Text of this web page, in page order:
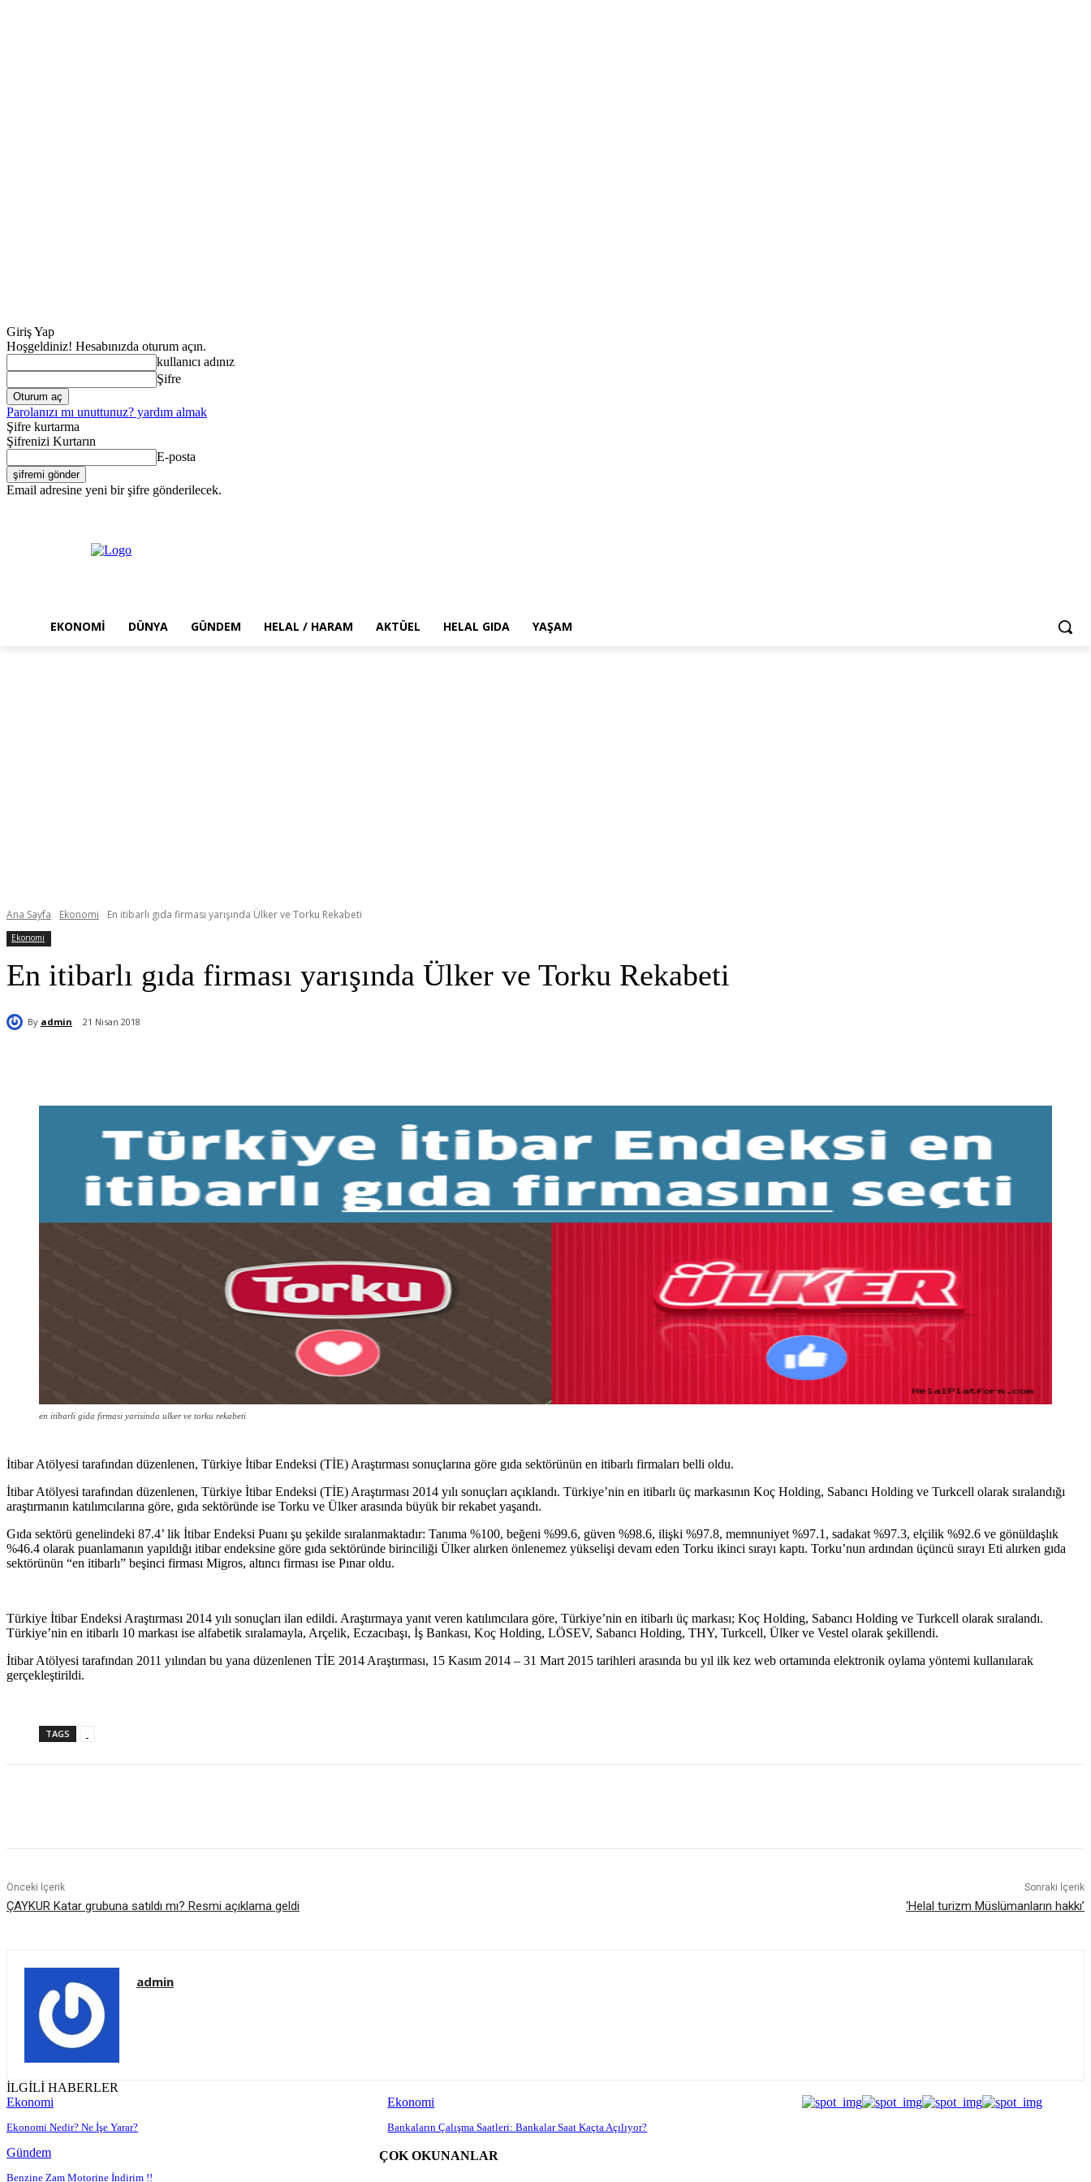
Giriş Yap
Hoşgeldiniz! Hesabınızda oturum açın.
kullanıcı adınız
Şifre
Parolanızı mı unuttunuz? yardım almak
Şifre kurtarma
Şifrenizi Kurtarın
E-posta
Email adresine yeni bir şifre gönderilecek.
EKONOMI DÜNYA GÜNDEM HELAL / HARAM AKTÜEL HELAL GIDA YAŞAM
Ana Sayfa Ekonomi En itibarlı gıda firması yarışında Ülker ve Torku Rekabeti
Ekonomi
En itibarlı gıda firması yarışında Ülker ve Torku Rekabeti
By admin 21 Nisan 2018
en itibarli gida firmasi yarisinda ulker ve torku rekabeti
İtibar Atölyesi tarafından düzenlenen, Türkiye İtibar Endeksi (TİE) Araştırması sonuçlarına göre gıda sektörünün en itibarlı firmaları belli oldu.
İtibar Atölyesi tarafından düzenlenen, Türkiye İtibar Endeksi (TİE) Araştırması 2014 yılı sonuçları açıklandı. Türkiye’nin en itibarlı üç markasının Koç Holding, Sabancı Holding ve Turkcell olarak sıralandığı
araştırmanın katılımcılarına göre, gıda sektöründe ise Torku ve Ülker arasında büyük bir rekabet yaşandı.
Gıda sektörü genelindeki 87.4’ lik İtibar Endeksi Puanı şu şekilde sıralanmaktadır: Tanıma %100, beğeni %99.6, güven %98.6, ilişki %97.8, memnuniyet %97.1, sadakat %97.3, elçilik %92.6 ve gönüldaşlık
%46.4 olarak puanlamanın yapıldığı itibar endeksine göre gıda sektöründe birinciliği Ülker alırken önlenemez yükselişi devam eden Torku ikinci sırayı kaptı. Torku’nun ardından üçüncü sırayı Eti alırken gıda
sektörünün “en itibarlı” beşinci firması Migros, altıncı firması ise Pınar oldu.
Türkiye İtibar Endeksi Araştırması 2014 yılı sonuçları ilan edildi. Araştırmaya yanıt veren katılımcılara göre, Türkiye’nin en itibarlı üç markası; Koç Holding, Sabancı Holding ve Turkcell olarak sıralandı.
Türkiye’nin en itibarlı 10 markası ise alfabetik sıralamayla, Arçelik, Eczacıbaşı, İş Bankası, Koç Holding, LÖSEV, Sabancı Holding, THY, Turkcell, Ülker ve Vestel olarak şekillendi.
İtibar Atölyesi tarafından 2011 yılından bu yana düzenlenen TİE 2014 Araştırması, 15 Kasım 2014 – 31 Mart 2015 tarihleri arasında bu yıl ilk kez web ortamında elektronik oylama yöntemi kullanılarak
gerçekleştirildi.
TAGS
Önceki İçerik
ÇAYKUR Katar grubuna satıldı mı? Resmi açıklama geldi
Sonraki İçerik
‘Helal turizm Müslümanların hakkı’
admin
İLGİLİ HABERLER
Ekonomi
Ekonomi Nedir? Ne İşe Yarar?
Ekonomi
Bankaların Çalışma Saatleri: Bankalar Saat Kaçta Açılıyor?
Gündem
Benzine Zam Motorine İndirim !!
ÇOK OKUNANLAR